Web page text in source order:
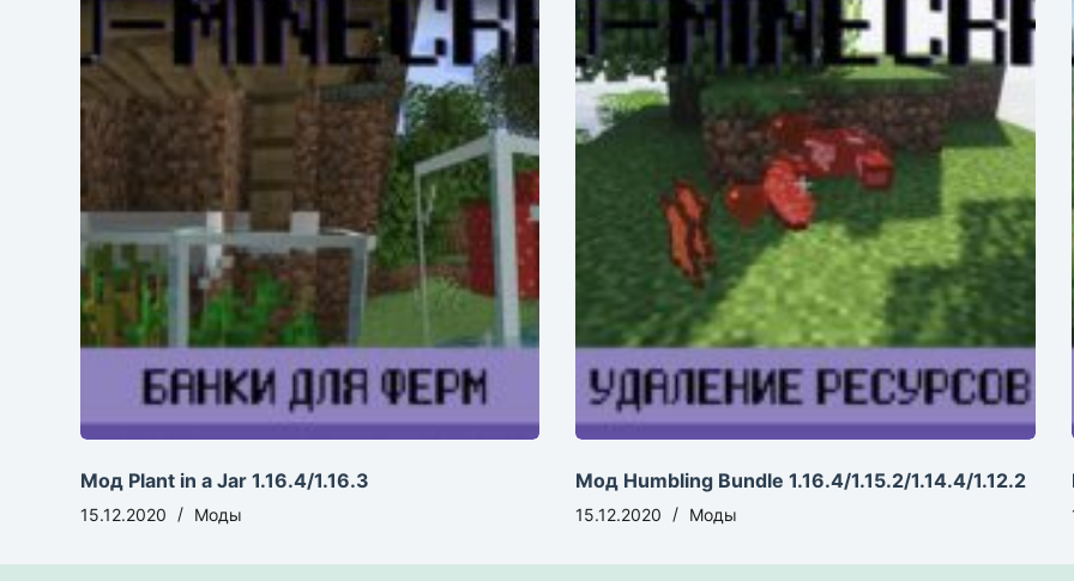
Мод Plant in a Jar 1.16.4/1.16.3
15.12.2020 Моды
Мод Humbling Bundle 1.16.4/1.15.2/1.14.4/1.12.2
15.12.2020 Моды